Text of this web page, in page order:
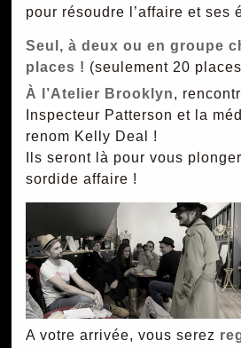
pour résoudre l’affaire et ses
Seul, à deux ou en groupe
places ! (seulement 20
À l’Atelier Brooklyn,
Inspecteur Patterson et la
renom Kelly Deal !
Ils seront là pour vous
sordide affaire !
A votre arrivée, vous serez